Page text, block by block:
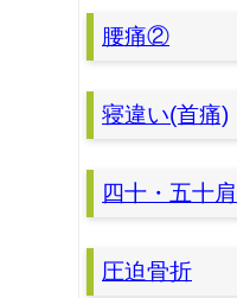
腰痛②
寝違い(首痛)
四十・五十肩
圧迫骨折